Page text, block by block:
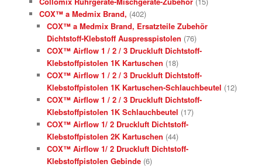
COX™ a Medmix Brand, (402)
COX™ a Medmix Brand, Ersatzteile Zubehör
Dichtstoff-Klebstoff Auspresspistolen (76)
COX™ Airflow 1 / 2 / 3 Druckluft Dichtstoff-
Klebstoffpistolen 1K Kartuschen (18)
COX™ Airflow 1 / 2 / 3 Druckluft Dichtstoff-
Klebstoffpistolen 1K Kartuschen-Schlauchbeutel (12)
COX™ Airflow 1 / 2 / 3 Druckluft Dichtstoff-
Klebstoffpistolen 1K Schlauchbeutel (17)
COX™ Airflow 1/ 2 Druckluft Dichtstoff-
Klebstoffpistolen 2K Kartuschen (44)
COX™ Airflow 1/ 2 Druckluft Dichtstoff-
Klebstoffpistolen Gebinde (6)